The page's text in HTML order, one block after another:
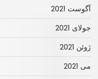
آگوست 2021
جولای 2021
ژوئن 2021
می 2021